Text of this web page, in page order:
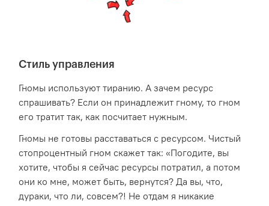
Стиль управления
Гномы используют тиранию. А зачем ресурс
спрашивать? Если он принадлежит гному, то гном
его тратит так, как посчитает нужным.
Гномы не готовы расставаться с ресурсом. Чистый
стопроцентный гном скажет так: «Погодите, вы
хотите, чтобы я сейчас ресурсы потратил, а потом
они ко мне, может быть, вернутся? Да вы, что,
дураки, что ли, совсем?! Не отдам я никакие